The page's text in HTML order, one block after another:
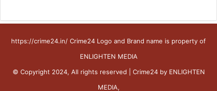
https://crime24.in/ Crime24 Logo and Brand name is property of
ENLIGHTEN MEDIA
© Copyright 2024, All rights reserved | Crime24 by ENLIGHTEN
MEDIA,